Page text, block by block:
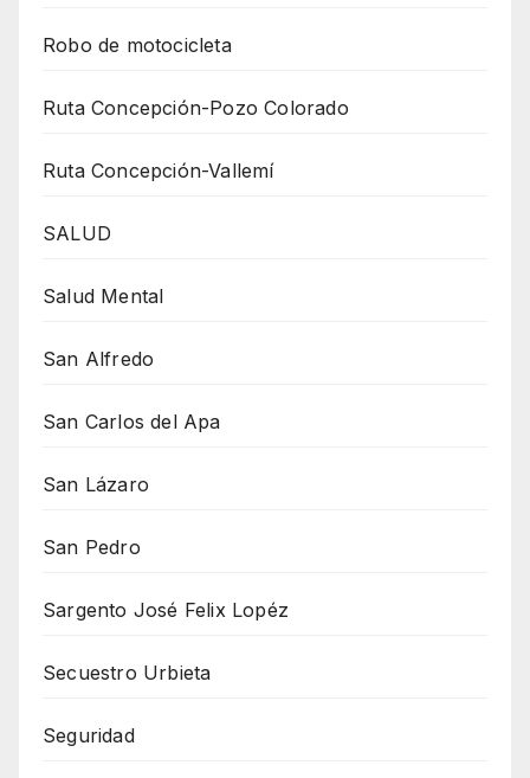
Robo de motocicleta
Ruta Concepción-Pozo Colorado
Ruta Concepción-Vallemí
SALUD
Salud Mental
San Alfredo
San Carlos del Apa
San Lázaro
San Pedro
Sargento José Felix Lopéz
Secuestro Urbieta
Seguridad